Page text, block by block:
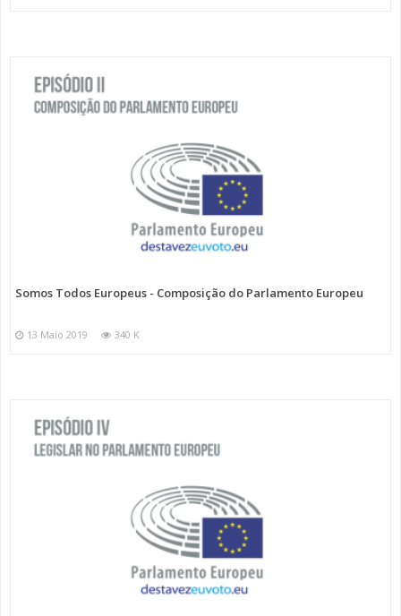
Somos Todos Europeus - Composição do Parlamento Europeu
13 Maio 2019 340 K